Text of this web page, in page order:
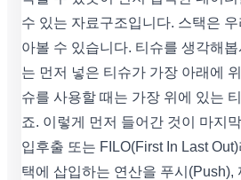
수 있는 자료구조입니다. 스택은
아볼 수 있습니다. 티슈를 생각해
는 먼저 넣은 티슈가 가장 아래에
슈를 사용할 때는 가장 위에 있는
죠. 이렇게 먼저 들어간 것이 마지
입후출 또는 FILO(First In Last
택에 삽입하는 연산을 푸시(Push),